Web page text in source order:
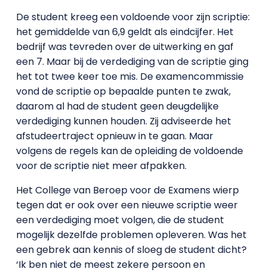
De student kreeg een voldoende voor zijn scriptie:
het gemiddelde van 6,9 geldt als eindcijfer. Het
bedrijf was tevreden over de uitwerking en gaf
een 7. Maar bij de verdediging van de scriptie ging
het tot twee keer toe mis. De examencommissie
vond de scriptie op bepaalde punten te zwak,
daarom al had de student geen deugdelijke
verdediging kunnen houden. Zij adviseerde het
afstudeertraject opnieuw in te gaan. Maar
volgens de regels kan de opleiding de voldoende
voor de scriptie niet meer afpakken.
Het College van Beroep voor de Examens wierp
tegen dat er ook over een nieuwe scriptie weer
een verdediging moet volgen, die de student
mogelijk dezelfde problemen opleveren. Was het
een gebrek aan kennis of sloeg de student dicht?
‘Ik ben niet de meest zekere persoon en